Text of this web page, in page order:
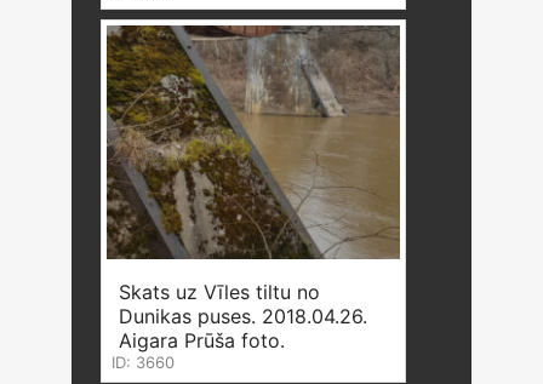
Skats uz Vīles tiltu no
Dunikas puses. 2018.04.26.
Aigara Prūša foto.
ID: 3660